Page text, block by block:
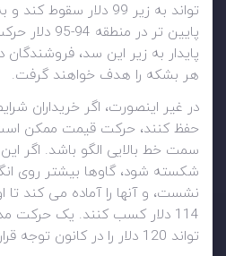
تواند به زیر 99 دلار
پایین تر در
هر بشکه را هدف خواهند گرفت.
در غیر اینصورت، اگر خریداران
حفظ کنند، حرکت قیمت ممکن
سمت خط بالایی الگو باشد. اگر
شکسته شود، گاوها بیشتر روی
114 دلار کسب کنند. یک حرکت
تواند 120 دلار را در کانون توجه قرار دهد.